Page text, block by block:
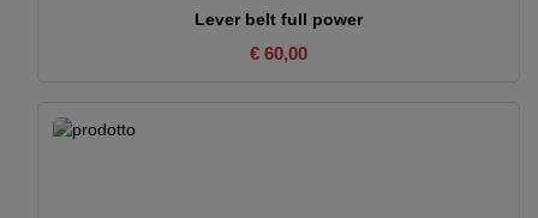
Lever belt full power
€ 60,00